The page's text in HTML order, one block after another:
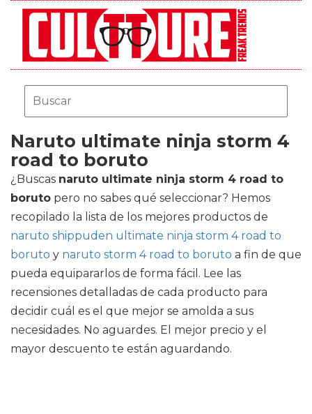
Naruto ultimate ninja storm 4
road to boruto
¿Buscas naruto ultimate ninja storm 4 road to
boruto pero no sabes qué seleccionar? Hemos
recopilado la lista de los mejores productos de
naruto shippuden ultimate ninja storm 4 road to
boruto y naruto storm 4 road to boruto a fin de que
pueda equipararlos de forma fácil. Lee las
recensiones detalladas de cada producto para
decidir cuál es el que mejor se amolda a sus
necesidades. No aguardes. El mejor precio y el
mayor descuento te están aguardando.